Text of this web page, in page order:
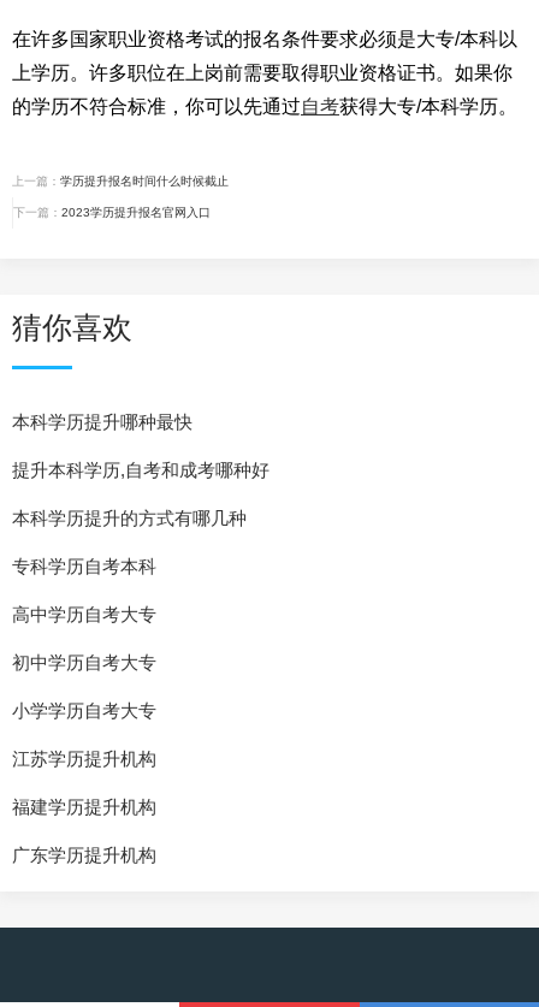
在许多国家职业资格考试的报名条件要求必须是大专/本科以
上学历。许多职位在上岗前需要取得职业资格证书。如果你
的学历不符合标准，你可以先通过自考获得大专/本科学历。
上一篇： 学历提升报名时间什么时候截止
下一篇： 2023学历提升报名官网入口
猜你喜欢
本科学历提升哪种最快
提升本科学历,自考和成考哪种好
本科学历提升的方式有哪几种
专科学历自考本科
高中学历自考大专
初中学历自考大专
小学学历自考大专
江苏学历提升机构
福建学历提升机构
广东学历提升机构